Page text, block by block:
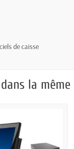
de caisse
la